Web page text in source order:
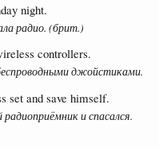
night.
радио. (брит.)
controllers.
джойстиками.
set and save himself.
и спасался.